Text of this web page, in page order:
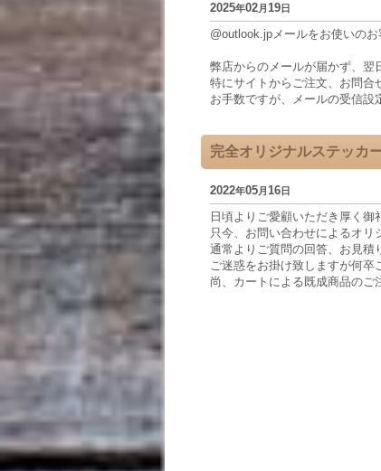
2025年02月19日
@outlook.jpメールをお使いの
弊店からのメールが届かず、翌
特にサイトからご注文、お問合
お手数ですが、メールの受信設
完全オリジナルステッカ
2022年05月16日
日頃よりご愛顧いただき厚く御
只今、お問い合わせによるオリ
通常よりご質問の回答、お見積
ご迷惑をお掛け致しますが何卒
尚、カートによる既成商品のご